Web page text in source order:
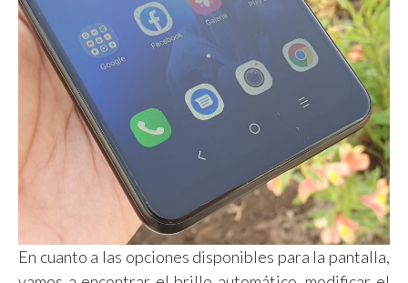
En cuanto a las opciones disponibles para la pantalla,